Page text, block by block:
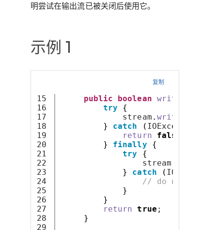
明尝试在输出流已被关闭后使用它。
示例 1
复制
15
16
17
18
19
20
21
22
23
24
25
26
27
28
29
public boolean writeMeta
try
{
stream . write
}
catch ( IOException e
return
false
}
finally
{
try
{
stream
}
catch (
// do nothing
}
}
return
true ;
}